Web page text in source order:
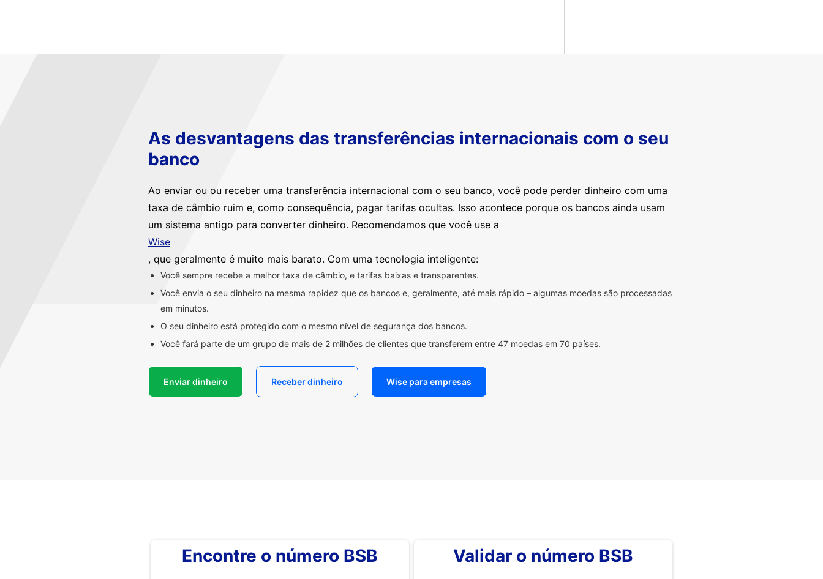
As desvantagens das transferências internacionais com o seu
banco
Ao enviar ou ou receber uma transferência internacional com o seu banco, você pode perder dinheiro com uma
taxa de câmbio ruim e, como consequência, pagar tarifas ocultas. Isso acontece porque os bancos ainda usam
um sistema antigo para converter dinheiro. Recomendamos que você use a
Wise
, que geralmente é muito mais barato. Com uma tecnologia inteligente:
Você sempre recebe a melhor taxa de câmbio, e tarifas baixas e transparentes.
Você envia o seu dinheiro na mesma rapidez que os bancos e, geralmente, até mais rápido – algumas moedas são processadas
em minutos.
O seu dinheiro está protegido com o mesmo nível de segurança dos bancos.
Você fará parte de um grupo de mais de 2 milhões de clientes que transferem entre 47 moedas em 70 países.
Enviar dinheiro Receber dinheiro Wise para empresas
Encontre o número BSB Validar o número BSB